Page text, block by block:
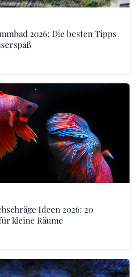
2026: Die besten Tipps
Ideen 2026: 20
kleine Räume